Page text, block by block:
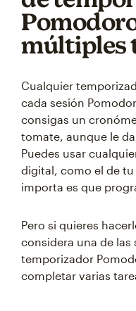
múltiples
Cualquier
cada sesión
consigas un
tomate, aunque le
Puedes usar
digital, como el de
importa es que
Pero si quieres
considera una de
temporizador
completar varias